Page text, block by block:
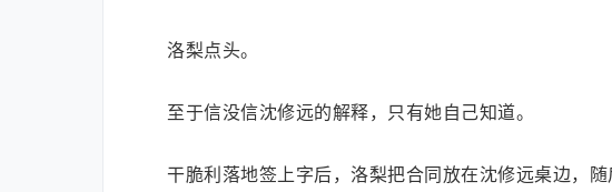
洛梨点头。
至于信没信沈修远的解释，只有她自己知道。
干脆利落地签上字后，洛梨把合同放在沈修远桌边，随